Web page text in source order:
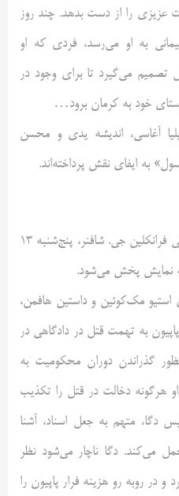
عزیزی را از دست بدهد. چند روز
به او می‌رسد، فردی که او
تصمیم می‌گیرد تا برای وجود در
خود به کرمان برود…
آغاسی، اندیشه یدی و محسن
به ایفای نقش پرداخته‌اند.
فیلم سینمایی «پاپیون» به کارگردانی فرانکلین جی. شافنر، پنج‌شنبه 13
استیو مک‌کوئین و داستین هافمن،
به تهمت قتل در دادگاهی در
گذراندن دوران محکومیت به
هرگونه دخالت در قتل را تکذیب
دگا، متهم به جعل اسناد، آشنا
می‌کند. دگا ناچار می‌شود نظر
و در روبه رو هزینه فرار پاپیون را